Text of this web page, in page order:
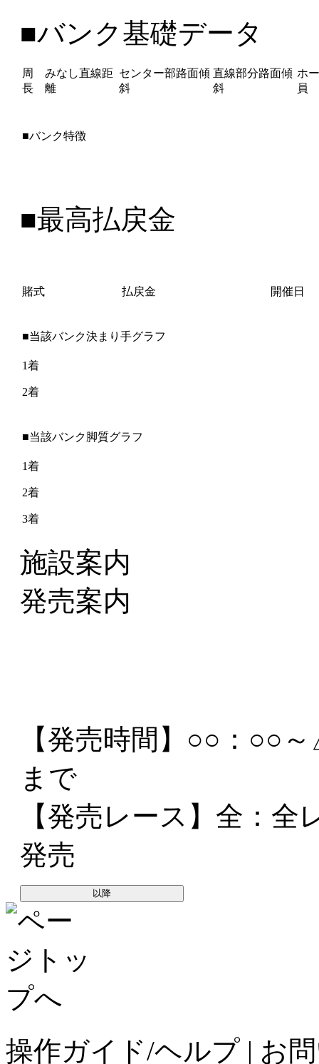
■バンク基礎データ
周
長
みなし直線距
離
センター部路面傾
斜
直線部分路面傾
斜
ホ
員
■バンク特徴
■最高払戻金
賭式 払戻金 開催日
■当該バンク決まり手グラフ
1着
2着
■当該バンク脚質グラフ
1着
2着
3着
施設案内
発売案内
【発売時間】 ○○：○○
まで
【発売レース】 全 ：
発売
以降
操作ガイド/ヘルプ | お